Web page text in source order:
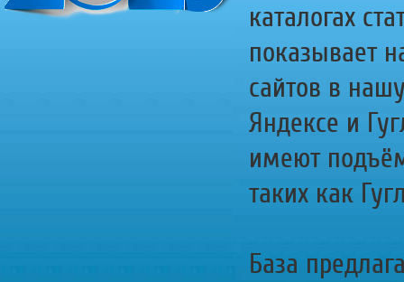
каталогах
показывает
сайтов в
Яндексе и
имеют
таких как
База